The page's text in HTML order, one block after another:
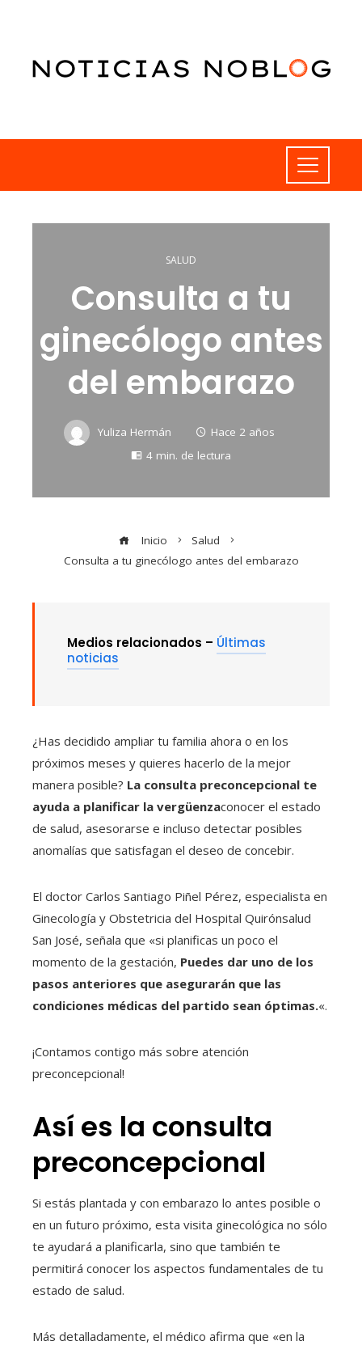
SALUD
Consulta a tu
ginecólogo antes
del embarazo
Yuliza Hermán
Hace 2 años
4 min. de lectura
Inicio
Salud
Consulta a tu ginecólogo antes del embarazo
Medios relacionados – Últimas
noticias
¿Has decidido ampliar tu familia ahora o en los
próximos meses y quieres hacerlo de la mejor
manera posible? La consulta preconcepcional te
ayuda a planificar la vergüenzaconocer el estado
de salud, asesorarse e incluso detectar posibles
anomalías que satisfagan el deseo de concebir.
El doctor Carlos Santiago Piñel Pérez, especialista en
Ginecología y Obstetricia del Hospital Quirónsalud
San José, señala que «si planificas un poco el
momento de la gestación, Puedes dar uno de los
pasos anteriores que asegurarán que las
condiciones médicas del partido sean óptimas.«.
¡Contamos contigo más sobre atención
preconcepcional!
Así es la consulta
preconcepcional
Si estás plantada y con embarazo lo antes posible o
en un futuro próximo, esta visita ginecológica no sólo
te ayudará a planificarla, sino que también te
permitirá conocer los aspectos fundamentales de tu
estado de salud.
Más detalladamente, el médico afirma que «en la